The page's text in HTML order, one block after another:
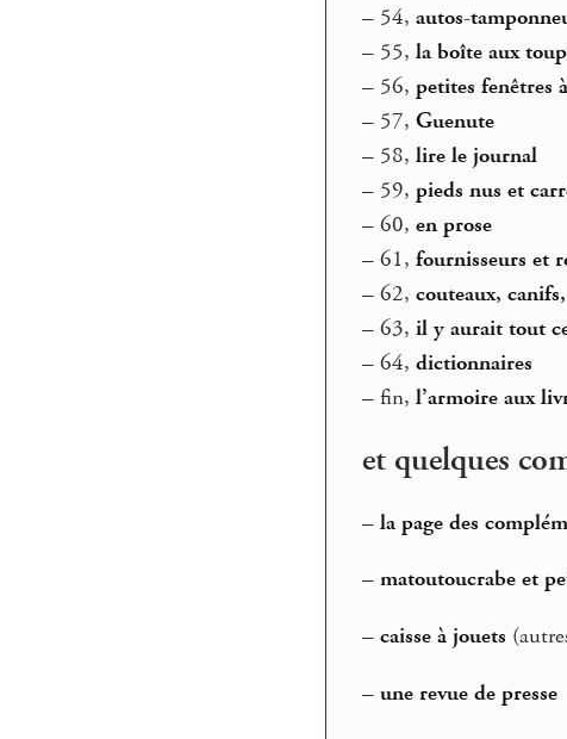
– 54, autos-
– 55, la boîte aux
– 56, petites fenêtres
– 57, Guenute
– 58, lire le journal
– 59, pieds nus et
– 60, en prose
– 61, fournisseurs et
– 62, couteaux,
– 63, il y aurait tout
– 64, dictionnaires
– fin, l’armoire aux
et quelques
– la page des
– matoutoucrabe et
– caisse à jouets
– une revue de presse